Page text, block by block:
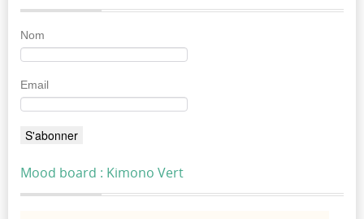
Nom
Email
Mood board : Kimono Vert